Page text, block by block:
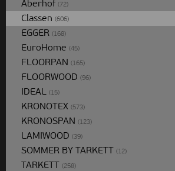
Aberhof (72)
Classen (606)
EGGER (168)
EuroHome (45)
FLOORPAN (165)
FLOORWOOD (96)
IDEAL (15)
KRONOTEX (573)
KRONOSPAN (123)
LAMIWOOD (39)
SOMMER BY TARKETT (12)
TARKETT (258)